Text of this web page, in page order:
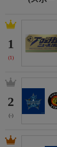
1
(1)
2
(-)